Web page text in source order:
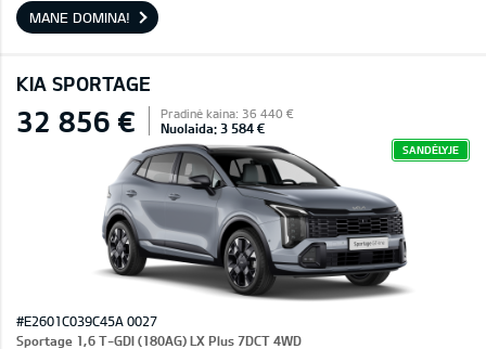
MANE DOMINA!
KIA SPORTAGE
32 856 € Pradinė kaina: 36 440 €
Nuolaida: 3 584 €
SANDĖLYJE
#E2601C039C45A 0027
Sportage 1,6 T-GDI (180AG) LX Plus 7DCT 4WD